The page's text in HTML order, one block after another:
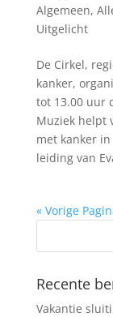
Algemeen,
Uitgelicht
De Cirkel,
kanker,
tot 13.00 uur
Muziek helpt
met kanker
leiding van
« Vorige
Recente
Vakantie